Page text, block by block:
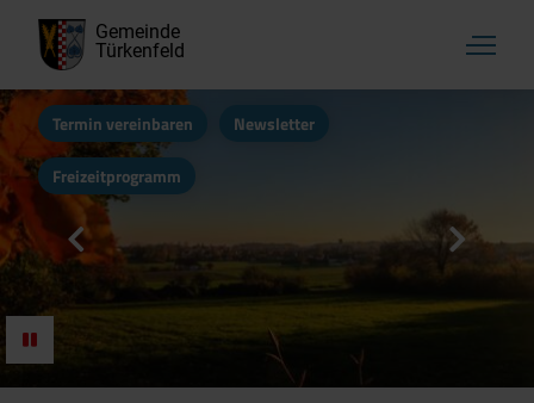
Gemeinde
Türkenfeld
Termin vereinbaren Newsletter
Freizeitprogramm
Aktuelles, Startseite
Amtliche Bekanntmachungen